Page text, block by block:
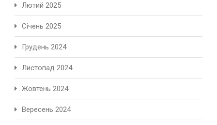
Лютий 2025
Січень 2025
Грудень 2024
Листопад 2024
Жовтень 2024
Вересень 2024